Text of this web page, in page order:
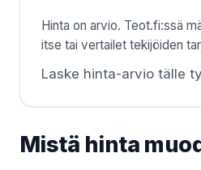
Hinta on arvio. Teot.fi:ssä
itse tai vertailet tekijöiden
Laske hinta-arvio tälle
Mistä hinta